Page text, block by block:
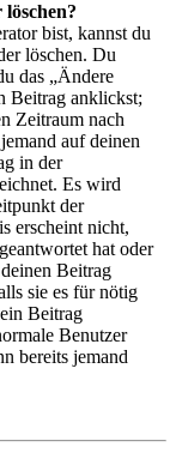
bist, kannst du
löschen. Du
das „Ändere
Beitrag anklickst;
Zeitraum nach
auf deinen
in der
Es wird
der
erscheint nicht,
hat oder
Beitrag
sie es für nötig
Beitrag
Benutzer
bereits jemand